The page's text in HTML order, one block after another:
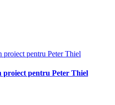
pentru Peter Thiel